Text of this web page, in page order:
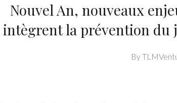
Nouvel An, nouveaux
intègrent la prévention du
By